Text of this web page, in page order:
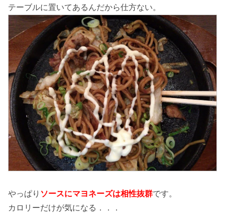
テーブルに置いてあるんだから仕方ない。
やっぱり ソースにマヨネーズは相性抜群です。
カロリーだけが気になる．．．